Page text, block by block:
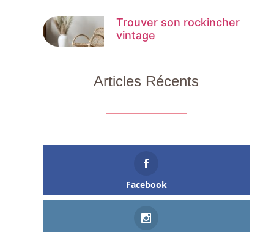
Trouver son rockincher
vintage
Articles Récents
Facebook